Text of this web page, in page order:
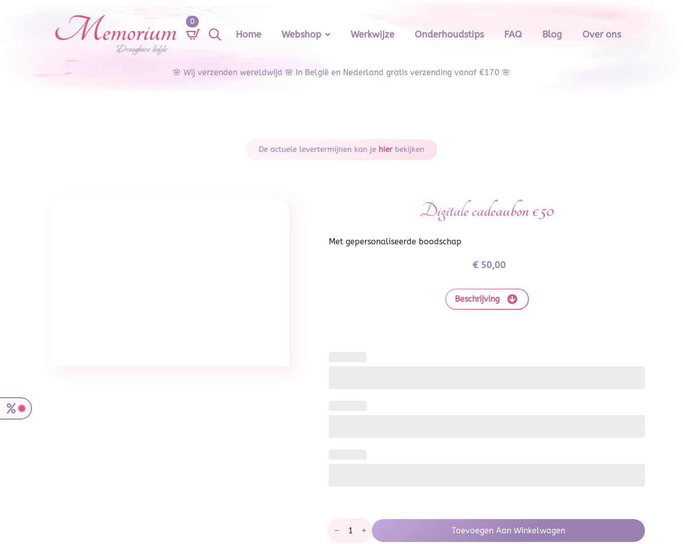
0
Home Webshop Werkwijze Onderhoudstips FAQ Blog Over ons
🌸 Wij verzenden wereldwijd 🌸 In België en Nederland gratis verzending vanaf €170 🌸
De actuele levertermijnen kan je hier bekijken
Digitale cadeaubon €50
Met gepersonaliseerde boodschap
€50,00
Beschrijving
Digitale
cadeaubon
€50
Toevoegen Aan Winkelwagen